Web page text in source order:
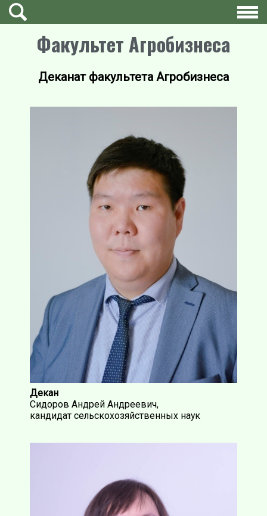
Факультет Агробизнеса
Деканат факультета Агробизнеса
Декан
Сидоров Андрей Андреевич,
кандидат сельскохозяйственных наук